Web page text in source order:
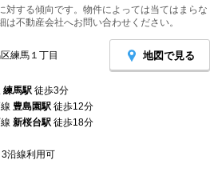
する傾向です。物件によっては当てはまらな
不動産会社へお問い合わせください。
練馬１丁目 地図で見る
練馬駅 徒歩3分
豊島園駅 徒歩12分
新桜台駅 徒歩18分
沿線利用可